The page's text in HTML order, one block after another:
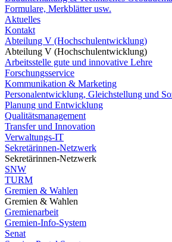
Formulare, Merkblätter usw.
Aktuelles
Kontakt
Abteilung V (Hochschulentwicklung)
Abteilung V (Hochschulentwicklung)
Arbeitsstelle gute und innovative Lehre
Forschungsservice
Kommunikation & Marketing
Personalentwicklung, Gleichstellung und
Planung und Entwicklung
Qualitätsmanagement
Transfer und Innovation
Verwaltungs-IT
Sekretärinnen-Netzwerk
Sekretärinnen-Netzwerk
SNW
TURM
Gremien & Wahlen
Gremien & Wahlen
Gremienarbeit
Gremien-Info-System
Senat